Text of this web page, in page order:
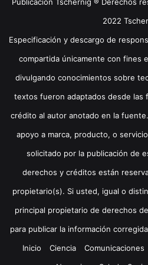
Publicación Tschernig ® Derechos
2022
Especificación y descargo de
compartida únicamente con fines
divulgando conocimientos sobre
textos fueron adaptados desde las
crédito al autor anotado en la
apoyo a marca, producto, o
solicitado por la publicación de
derechos y créditos están
propietario(s). Si usted, igual o
principal propietario de derechos
para publicar la información
Inicio
Ciencia Comunicaciones